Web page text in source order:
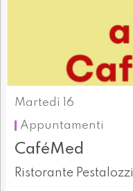
Martedì 16
Appuntamenti
CaféMed
Ristorante Pestalozzi